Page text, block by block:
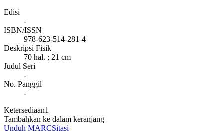
Edisi
-
ISBN/ISSN
978-623-514-281-4
Deskripsi Fisik
70 hal. ; 21 cm
Judul Seri
-
No. Panggil
-
Ketersediaan1
Tambahkan ke dalam keranjang
Unduh MARCSitasi